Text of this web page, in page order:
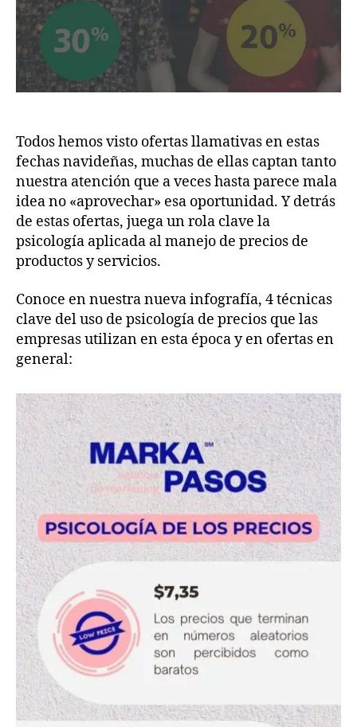
Todos hemos visto ofertas llamativas en estas
fechas navideñas, muchas de ellas captan tanto
nuestra atención que a veces hasta parece mala
idea no «aprovechar» esa oportunidad. Y detrás
de estas ofertas, juega un rola clave la
psicología aplicada al manejo de precios de
productos y servicios.
Conoce en nuestra nueva infografía, 4 técnicas
clave del uso de psicología de precios que las
empresas utilizan en esta época y en ofertas en
general: